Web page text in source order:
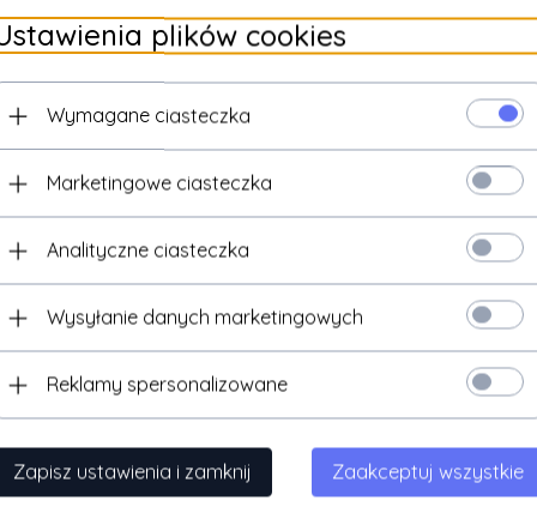
na magazynki
6.00 PLN
podatkiem VAT
Kamizelka Personal Body
Oszczędzasz 25.20 PLN
* z podatkiem VAT *
UMAREX
BlaMer 4,5mm (5.8439.1)
135,93 PLN*
* z podatkiem VAT
plików cookies
Wymagane ciasteczka
Marketingowe ciasteczka
Analityczne ciasteczka
Wysyłanie danych marketingowych
Reklamy spersonalizowane
Zapisz ustawienia i zamknij Zaakceptuj wszystkie